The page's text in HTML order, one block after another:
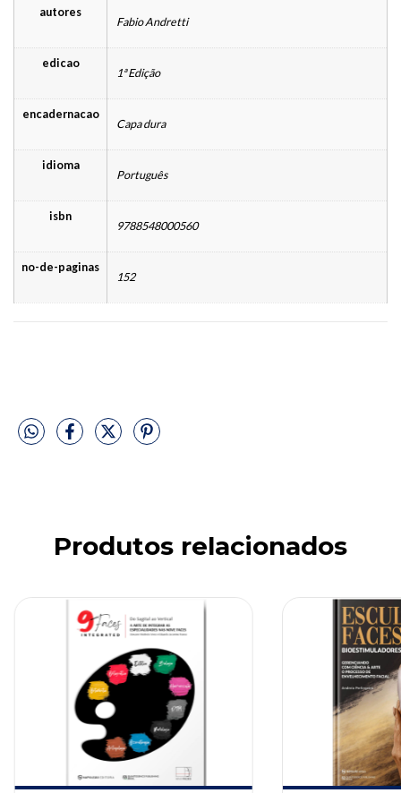
autores
Fabio Andretti
edicao
1ª Edição
encadernacao
Capa dura
idioma
Português
isbn
9788548000560
no-de-paginas
152
Produtos relacionados